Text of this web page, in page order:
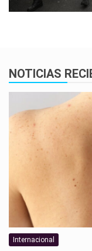
NOTICIAS
Internacional